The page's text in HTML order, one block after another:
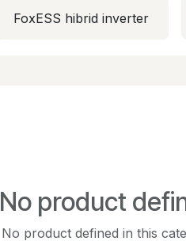
FoxESS hibrid inverter
No product
No product defined in this